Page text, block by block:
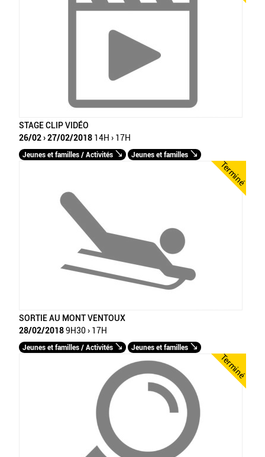
STAGE CLIP VIDÉO
26/02 › 27/02/2018 14H › 17H
Jeunes et familles / Activités Jeunes et familles
Terminé
SORTIE AU MONT VENTOUX
28/02/20189H30 › 17H
Jeunes et familles / Activités Jeunes et familles
Terminé